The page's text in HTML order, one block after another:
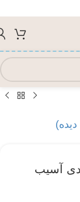
آسیب